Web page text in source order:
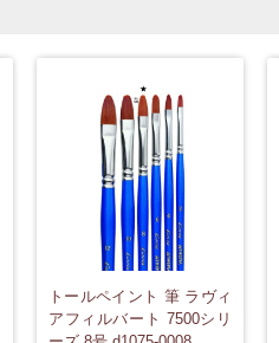
トールペイント 筆 ラヴィ
アフィルバート 7500シリ